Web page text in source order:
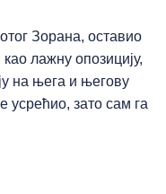
Зорана, оставио
лажну опозицију,
на њега и његову
усрећио, зато сам га